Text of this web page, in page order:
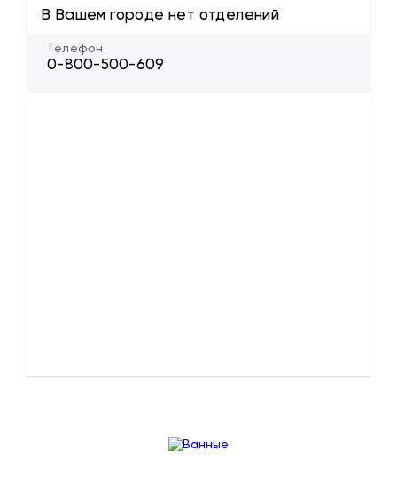
В Вашем городе нет отделений
Телефон
0-800-500-609